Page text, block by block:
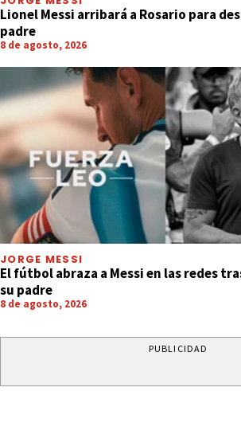
Lionel Messi arribará a Rosario para
padre
8 de agosto, 2026
JORGE MESSI
El fútbol abraza a Messi en las redes
su padre
8 de agosto, 2026
PUBLICIDAD